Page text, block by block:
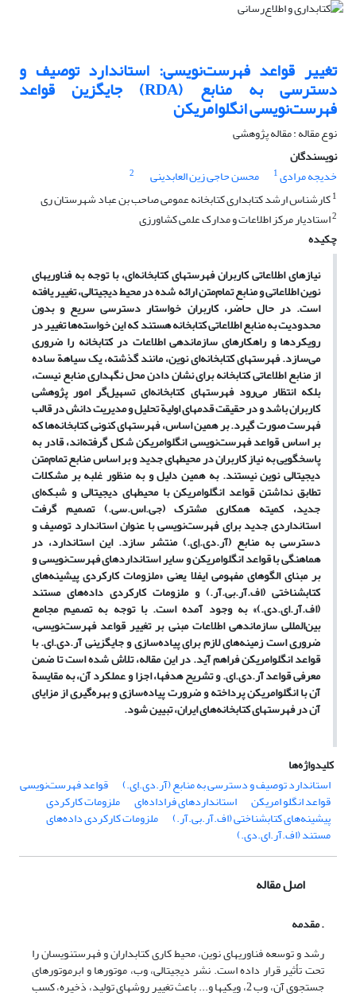
تغییر قواعد فهرست‌نویسی: استاندارد توصیف و
دسترسی به منابع (RDA) جایگزین قواعد
فهرست‌نویسی انگلوامریکن
نوع مقاله : مقاله پژوهشی
نویسندگان
خدیجه مرادی1 محسن حاجی زین العابدینی
2
1کارشناس ارشد کتابداری کتابخانه عمومی صاحب بن عباد شهرستان ری
2استادیار مرکز اطلاعات و مدارک علمی کشاورزی
چکیده
نیازهای اطلاعاتی کاربران فهرستهای کتابخانه‌ای، با توجه به فناوریهای
نوین اطلاعاتی و منابع تمام‌متن ارائه شده در محیط دیجیتالی، تغییر یافته
است. در حال حاضر، کاربران خواستار دسترسی سریع و بدون
محدودیت به منابع اطلاعاتی کتابخانه هستند که این خواسته‌ها تغییر در
رویکردها و راهکارهای سازماندهی اطلاعات در کتابخانه را ضروری
می‌سازد. فهرستهای کتابخانه‌ای نوین، مانند گذشته، یک سیاهة ساده
از منابع اطلاعاتی کتابخانه برای نشان دادن محل نگهداری منابع نیست،
بلکه انتظار می‌رود فهرستهای کتابخانه‌ای تسهیل‌گر امور پژوهشی
کاربران باشد و در حقیقت قدمهای اولیة تحلیل و مدیریت دانش در قالب
فهرست صورت گیرد. بر همین اساس، فهرستهای کنونی کتابخانه‌ها که
بر اساس قواعد فهرست‌نویسی انگلوامریکن شکل گرفته‌اند، قادر به
پاسخگویی به نیاز کاربران در محیطهای جدید و بر اساس منابع تمام‌متن
دیجیتالی نوین نیستند. به همین دلیل و به منظور غلبه بر مشکلات
تطابق نداشتن قواعد انگلوامریکن با محیطهای دیجیتالی و شبکه‌ای
جدید، کمیته همکاری مشترک (جی.اس.سی.) تصمیم گرفت
استانداردی جدید برای فهرست‌نویسی با عنوان استاندارد توصیف و
دسترسی به منابع (آر.دی.اِی.) منتشر سازد. این استاندارد، در
هماهنگی با قواعد انگلوامریکن و سایر استانداردهای فهرست‌نویسی و
بر مبنای الگوهای مفهومی ایفلا یعنی «ملزومات کارکردی پیشینه‌های
کتابشناختی (اف.آر.بی.آر.) و ملزومات کارکردی داده‌های مستند
(اف.آر.ای.دی.)» به وجود آمده است. با توجه به تصمیم مجامع
بین‌المللی سازماندهی اطلاعات مبنی بر تغییر قواعد فهرست‌نویسی،
ضروری است زمینه‌های لازم برای پیاده‌سازی و جایگزینی آر.دی.ای. با
قواعد انگلوامریکن فراهم آید. در این مقاله، تلاش شده است تا ضمن
معرفی قواعد آر.دی.ای. و تشریح هدفها، اجزا و عملکرد آن، به مقایسة
آن با انگلوامریکن پرداخته و ضرورت پیاده‌سازی و بهره‌گیری از مزایای
آن در فهرستهای کتابخانه‌های ایران، تبیین شود.
کلیدواژه‌ها
استاندارد توصیف و دسترسی به منابع (آر.دی.اِی.)
قواعد فهرست‌نویسی
قواعد انگلو امریکن استانداردهای فراداده‌ای ملزومات کارکردی
پیشینه‌های کتابشناختی (اف.آر.بی.آر.) ملزومات کارکردی داده‌های
مستند (اف.آر.ای.دی.)
اصل مقاله
. مقدمه
رشد و توسعه فناوریهای نوین، محیط کاری کتابداران و فهرست­­نویسان را
تحت تأثیر قرار داده است. نشر دیجیتالی، وب، موتورها و ابرموتورهای
جستجوی آن، وب 2، ویکی­ها و... باعث تغییر روشهای تولید، ذخیره، کسب